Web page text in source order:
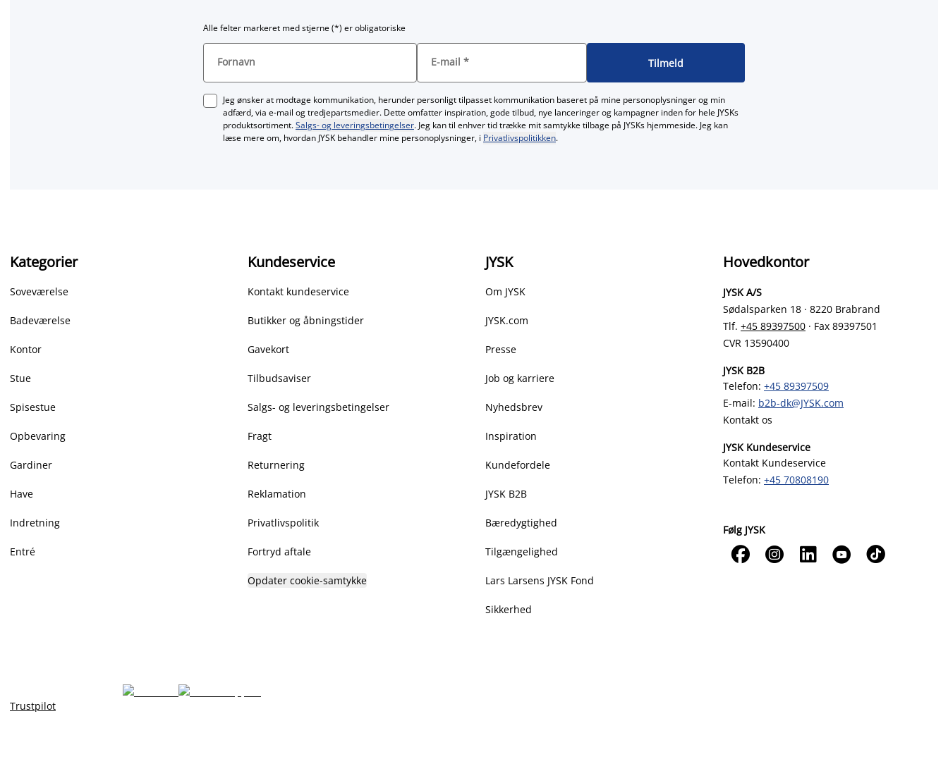
Alle felter markeret med stjerne (*) er obligatoriske
Fornavn E-mail * Tilmeld
Jeg ønsker at modtage kommunikation, herunder personligt tilpasset kommunikation baseret på mine personoplysninger og min
adfærd, via e‑mail og tredjepartsmedier. Dette omfatter inspiration, gode tilbud, nye lanceringer og kampagner inden for hele JYSKs
produktsortiment.Salgs- og leveringsbetingelser. Jeg kan til enhver tid trække mit samtykke tilbage på JYSKs hjemmeside. Jeg kan
læse mere om, hvordan JYSK behandler mine personoplysninger, i Privatlivspolitikken.
Kategorier
Soveværelse
Badeværelse
Kontor
Stue
Spisestue
Opbevaring
Gardiner
Have
Indretning
Entré
Kundeservice
Kontakt kundeservice
Butikker og åbningstider
Gavekort
Tilbudsaviser
Salgs- og leveringsbetingelser
Fragt
Returnering
Reklamation
Privatlivspolitik
Fortryd aftale
Opdater cookie-samtykke
JYSK
Om JYSK
JYSK.com
Presse
Job og karriere
Nyhedsbrev
Inspiration
Kundefordele
JYSK B2B
Bæredygtighed
Tilgængelighed
Lars Larsens JYSK Fond
Sikkerhed
Hovedkontor
JYSK A/S
Sødalsparken 18 · 8220 Brabrand
Tlf. +45 89397500 · Fax 89397501
CVR 13590400
JYSK B2B
Telefon: +45 89397509
E-mail: b2b-dk@JYSK.com
Kontakt os
JYSK Kundeservice
Kontakt Kundeservice
Telefon: +45 70808190
Følg JYSK
    
Trustpilot